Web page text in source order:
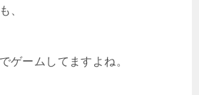
、
ゲームしてますよね。